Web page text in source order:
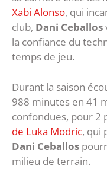
Xabi Alonso, qui
club, Dani Ceballos
la confiance du
temps de jeu.
Durant la saison
988 minutes en 41
confondues, pour 2
de Luka Modric, qui
Dani Ceballos
milieu de terrain.